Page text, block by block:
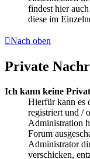
findest hier
diese im
Nach oben
Private
Ich kann keine
Hierfür kann es
registriert und /
Administration
Forum
Administrator
verschicken,